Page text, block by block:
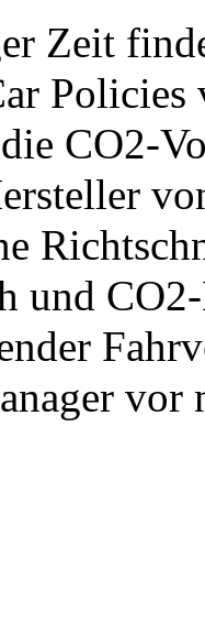
Zeit
Policies
CO2-
und
vor